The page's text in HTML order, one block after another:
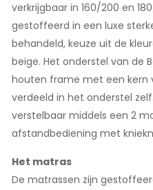
verkrijgbaar in 160/200 en
gestoffeerd in een luxe
behandeld, keuze uit de
beige. Het onderstel van de
houten frame met een kern
verdeeld in het onderstel
verstelbaar middels een 2
afstandbediening met
Het matras
De matrassen zijn